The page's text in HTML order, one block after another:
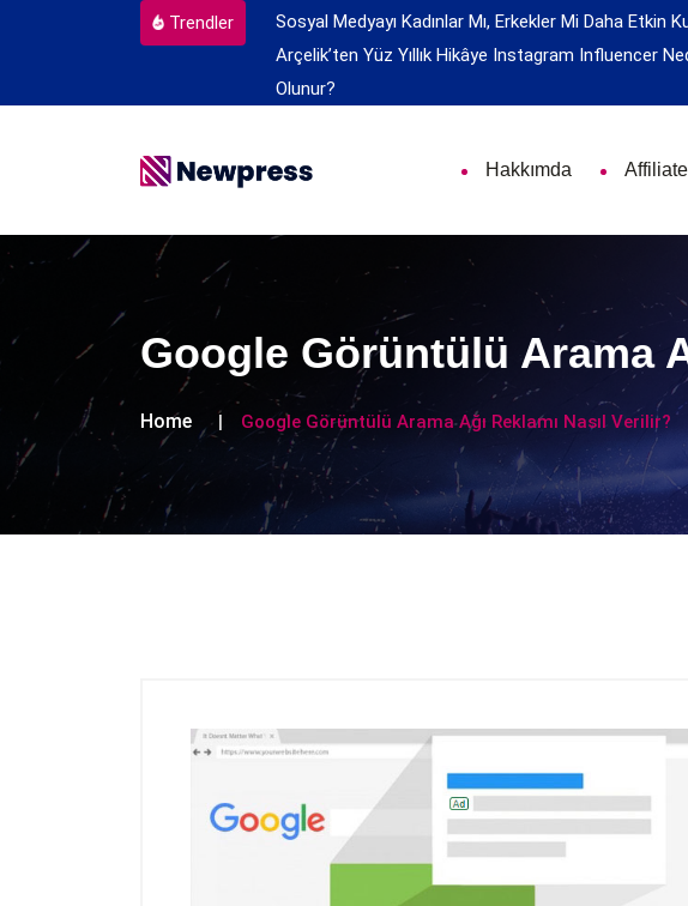
Trendler
Sosyal Medyayı Kadınlar Mı, Erkekler Mi Daha Etkin
Arçelik’ten Yüz Yıllık Hikâye Instagram Influencer
Olunur?
Hakkımda
Google Görüntülü Arama
Home Google Görüntülü Arama Ağı Reklamı Nasıl Verilir?